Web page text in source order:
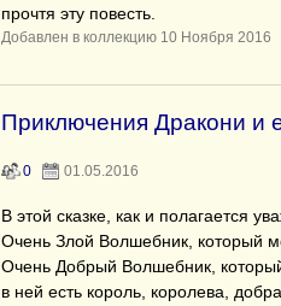
прочтя эту повесть.
Добавлен в коллекцию 10 Ноября 2016
Приключения Дракони и
0 01.05.2016
В этой сказке, как и полагается
Очень Злой Волшебник, который
Очень Добрый Волшебник,
в ней есть король, королева,